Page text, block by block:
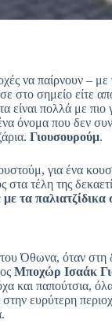
να παίρνουν –
στο σημείο είτε
είναι πολλά με
όνομα που δεν
Γιουσουρούμ.
για ένα
στα τέλη της
με τα
Όθωνα, όταν
Μποχώρ Ισαάκ
και παπούτσια,
ευρύτερη